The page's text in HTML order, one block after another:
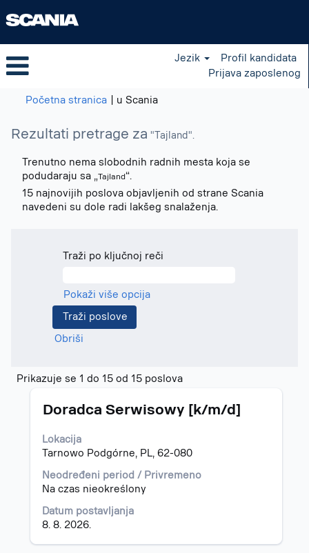
Jezik
Profil kandidata
Prijava zaposlenog
Početna stranica u Scania(trenutna
Rezultati pretrage za "Tajland".
Trenutno nema slobodnih radnih mesta koja se
podudaraju sa „Tajland“.
15 najnovijih poslova objavljenih od strane Scania
navedeni su dole radi lakšeg snalaženja.
Traži po ključnoj reči
Pokaži više opcija
Obriši
Prikazuje se 1 do 15 od 15 poslovaRezultati
za
"Tajland".
se
do
Korisite
Naslov
Doradca Serwisowy [k/m/d]
Lokacija
Tarnowo Podgórne, PL, 62-080
Neodređeni period / Privremeno
Na czas nieokreślony
Datum postavljanja
8. 8. 2026.
Izaberite
razmaknicom
da
prikazali
celokupan
informacija
o
poslu.